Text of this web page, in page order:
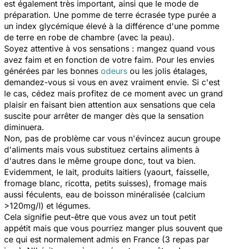
est également très important, ainsi que le mode de
préparation. Une pomme de terre écrasée type purée a
un index glycémique élevé à la différence d'une pomme
de terre en robe de chambre (avec la peau).
Soyez attentive à vos sensations : mangez quand vous
avez faim et en fonction de votre faim. Pour les envies
générées par les bonnes odeurs ou les jolis étalages,
demandez-vous si vous en avez vraiment envie. Si c'est
le cas, cédez mais profitez de ce moment avec un grand
plaisir en faisant bien attention aux sensations que cela
suscite pour arrêter de manger dès que la sensation
diminuera.
Non, pas de problème car vous n'évincez aucun groupe
d'aliments mais vous substituez certains aliments à
d'autres dans le même groupe donc, tout va bien.
Evidemment, le lait, produits laitiers (yaourt, faisselle,
fromage blanc, ricotta, petits suisses), fromage mais
aussi féculents, eau de boisson minéralisée (calcium
>120mg/l) et légumes.
Cela signifie peut-être que vous avez un tout petit
appétit mais que vous pourriez manger plus souvent que
ce qui est normalement admis en France (3 repas par